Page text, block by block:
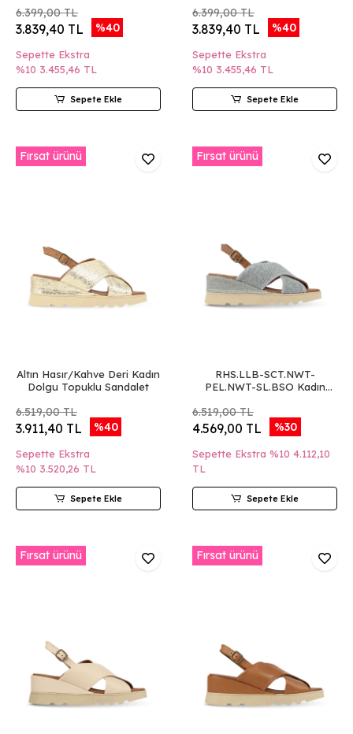
6.399,00 TL
3.839,40 TL %40
Sepette Ekstra
%10 3.455,46 TL
Sepete Ekle
6.399,00 TL
3.839,40 TL %40
Sepette Ekstra
%10 3.455,46 TL
Sepete Ekle
Fırsat ürünü
Altın Hasır/Kahve Deri Kadın
Dolgu Topuklu Sandalet
6.519,00 TL
3.911,40 TL %40
Sepette Ekstra
%10 3.520,26 TL
Sepete Ekle
Fırsat ürünü
RHS.LLB-SCT.NWT-
PEL.NWT-SL.BSO Kadın
6.519,00 TL
4.569,00 TL %30
Sepette Ekstra %10 4.112,10
TL
Sepete Ekle
Fırsat ürünü Fırsat ürünü